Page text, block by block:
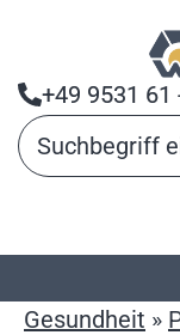
+49 9531 61
Gesundheit »